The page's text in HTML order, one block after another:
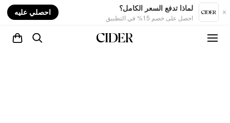
لماذا تدفع السعر الكامل؟
احصل على خصم 15% في التطبيق
احصلي عليه